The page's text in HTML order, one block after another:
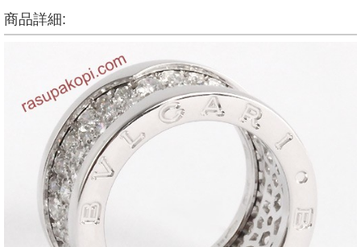
商品詳細: